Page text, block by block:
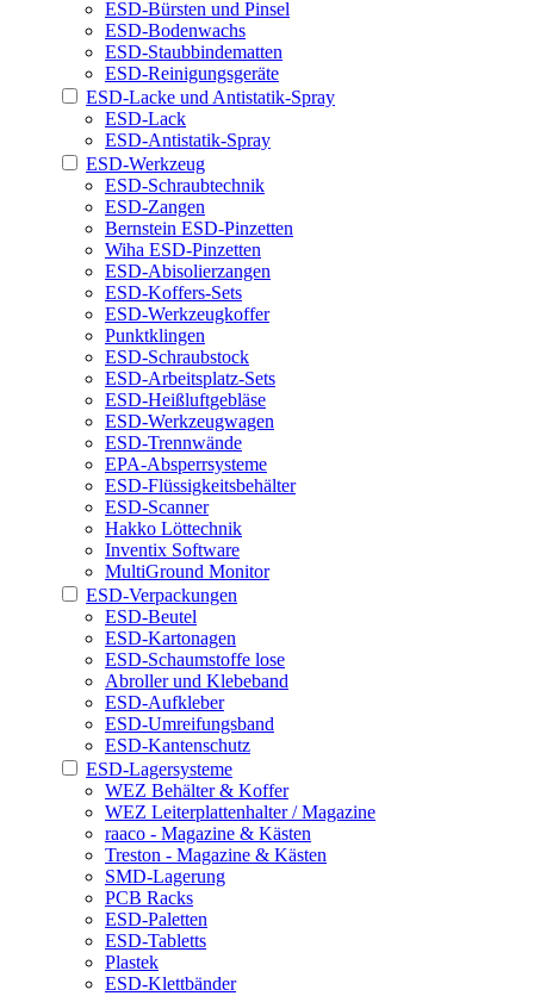
ESD-Bürsten und Pinsel
ESD-Bodenwachs
ESD-Staubbindematten
ESD-Reinigungsgeräte
ESD-Lacke und Antistatik-Spray
ESD-Lack
ESD-Antistatik-Spray
ESD-Werkzeug
ESD-Schraubtechnik
ESD-Zangen
Bernstein ESD-Pinzetten
Wiha ESD-Pinzetten
ESD-Abisolierzangen
ESD-Koffers-Sets
ESD-Werkzeugkoffer
Punktklingen
ESD-Schraubstock
ESD-Arbeitsplatz-Sets
ESD-Heißluftgebläse
ESD-Werkzeugwagen
ESD-Trennwände
EPA-Absperrsysteme
ESD-Flüssigkeitsbehälter
ESD-Scanner
Hakko Löttechnik
Inventix Software
MultiGround Monitor
ESD-Verpackungen
ESD-Beutel
ESD-Kartonagen
ESD-Schaumstoffe lose
Abroller und Klebeband
ESD-Aufkleber
ESD-Umreifungsband
ESD-Kantenschutz
ESD-Lagersysteme
WEZ Behälter & Koffer
WEZ Leiterplattenhalter / Magazine
raaco - Magazine & Kästen
Treston - Magazine & Kästen
SMD-Lagerung
PCB Racks
ESD-Paletten
ESD-Tabletts
Plastek
ESD-Klettbänder